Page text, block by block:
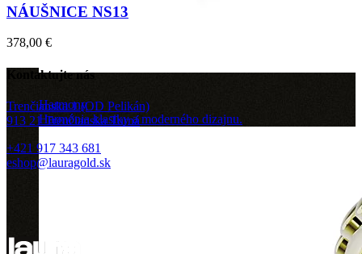
Harmony
Harmónia klasiky a moderného dizajnu.
NÁUŠNICE NS13
378,00 €
Kontaktujte nás
Trenčianska 1 (OD Pelikán)
913 21 Trenčianska Turná
+421 917 343 681
eshop@lauragold.sk